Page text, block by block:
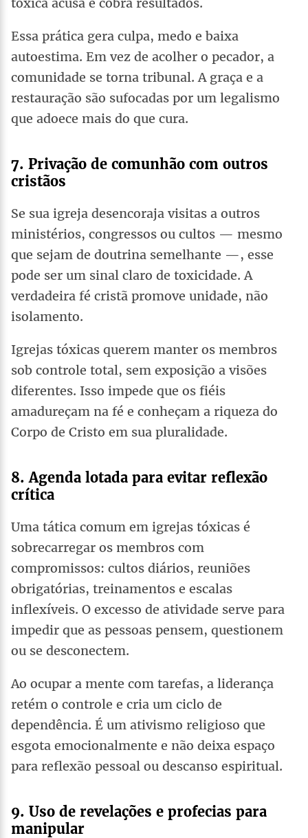
Essa prática gera culpa, medo e baixa
autoestima. Em vez de acolher o pecador, a
comunidade se torna tribunal. A graça e a
restauração são sufocadas por um legalismo
que adoece mais do que cura.
7. Privação de comunhão com outros
cristãos
Se sua igreja desencoraja visitas a outros
ministérios, congressos ou cultos — mesmo
que sejam de doutrina semelhante —, esse
pode ser um sinal claro de toxicidade. A
verdadeira fé cristã promove unidade, não
isolamento.
Igrejas tóxicas querem manter os membros
sob controle total, sem exposição a visões
diferentes. Isso impede que os fiéis
amadureçam na fé e conheçam a riqueza do
Corpo de Cristo em sua pluralidade.
8. Agenda lotada para evitar reflexão
crítica
Uma tática comum em igrejas tóxicas é
sobrecarregar os membros com
compromissos: cultos diários, reuniões
obrigatórias, treinamentos e escalas
inflexíveis. O excesso de atividade serve para
impedir que as pessoas pensem, questionem
ou se desconectem.
Ao ocupar a mente com tarefas, a liderança
retém o controle e cria um ciclo de
dependência. É um ativismo religioso que
esgota emocionalmente e não deixa espaço
para reflexão pessoal ou descanso espiritual.
9. Uso de revelações e profecias para
manipular